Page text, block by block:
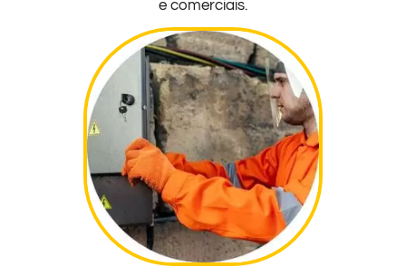
e comerciais.